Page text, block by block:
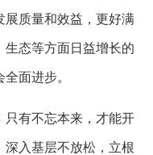
展质量和效益，更好满
生态等方面日益增长的
面进步。
有不忘本来，才能开
深入基层不放松，立根